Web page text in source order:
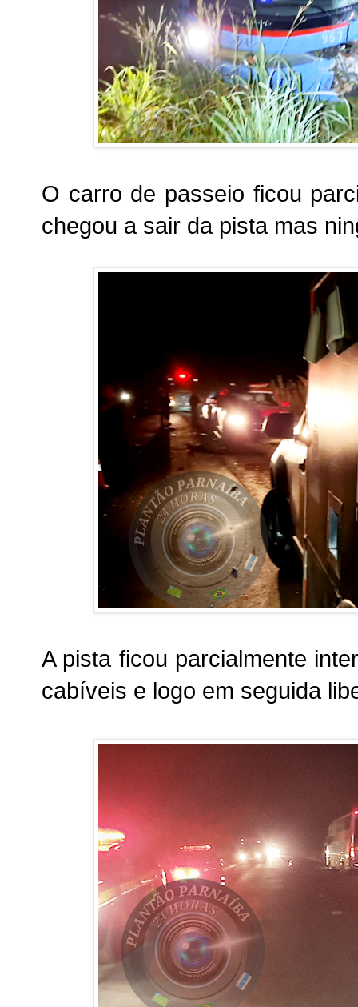
O carro de passeio ficou
chegou a sair da pista mas
A pista ficou parcialmente
cabíveis e logo em seguida